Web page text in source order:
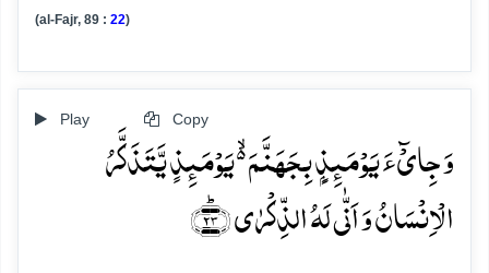
(al-Fajr, 89 : 22)
Play Copy
وَ جِایۡٓءَ یَوۡمَئِذٍۭ بِجَہَنَّمَ ۬ۙ یَوۡمَئِذٍ یَّتَذَکَّرُ
الۡاِنۡسَانُ وَ اَنّٰی لَہُ الذِّکۡرٰی ﴿ؕ۲۳﴾